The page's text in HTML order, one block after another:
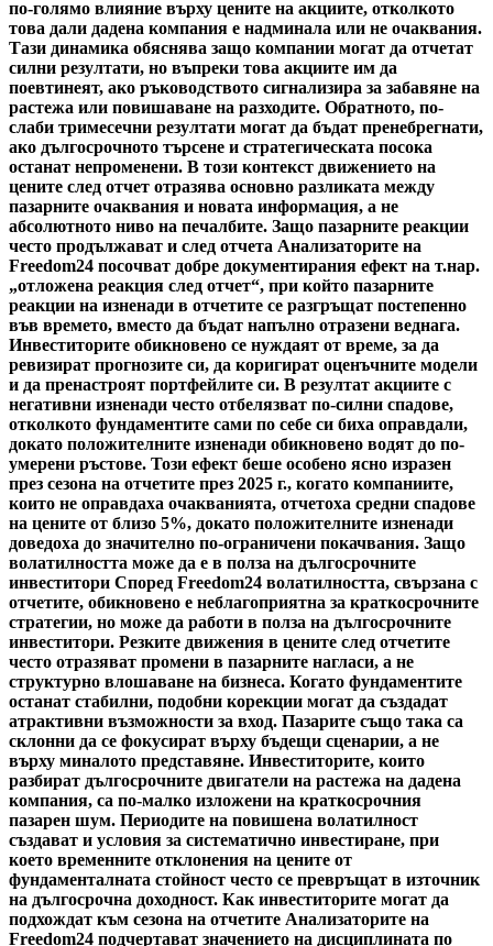
по-голямо влияние върху цените на акциите, отколкото
това дали дадена компания е надминала или не очаквания.
Тази динамика обяснява защо компании могат да отчетат
силни резултати, но въпреки това акциите им да
поевтинеят, ако ръководството сигнализира за забавяне на
растежа или повишаване на разходите. Обратното, по-
слаби тримесечни резултати могат да бъдат пренебрегнати,
ако дългосрочното търсене и стратегическата посока
останат непроменени. В този контекст движението на
цените след отчет отразява основно разликата между
пазарните очаквания и новата информация, а не
абсолютното ниво на печалбите. Защо пазарните реакции
често продължават и след отчета Анализаторите на
Freedom24 посочват добре документирания ефект на т.нар.
„отложена реакция след отчет“, при който пазарните
реакции на изненади в отчетите се разгръщат постепенно
във времето, вместо да бъдат напълно отразени веднага.
Инвеститорите обикновено се нуждаят от време, за да
ревизират прогнозите си, да коригират оценъчните модели
и да пренастроят портфейлите си. В резултат акциите с
негативни изненади често отбелязват по-силни спадове,
отколкото фундаментите сами по себе си биха оправдали,
докато положителните изненади обикновено водят до по-
умерени ръстове. Този ефект беше особено ясно изразен
през сезона на отчетите през 2025 г., когато компаниите,
които не оправдаха очакванията, отчетоха средни спадове
на цените от близо 5%, докато положителните изненади
доведоха до значително по-ограничени покачвания. Защо
волатилността може да е в полза на дългосрочните
инвеститори Според Freedom24 волатилността, свързана с
отчетите, обикновено е неблагоприятна за краткосрочните
стратегии, но може да работи в полза на дългосрочните
инвеститори. Резките движения в цените след отчетите
често отразяват промени в пазарните нагласи, а не
структурно влошаване на бизнеса. Когато фундаментите
останат стабилни, подобни корекции могат да създадат
атрактивни възможности за вход. Пазарите също така са
склонни да се фокусират върху бъдещи сценарии, а не
върху миналото представяне. Инвеститорите, които
разбират дългосрочните двигатели на растежа на дадена
компания, са по-малко изложени на краткосрочния
пазарен шум. Периодите на повишена волатилност
създават и условия за систематично инвестиране, при
което временните отклонения на цените от
фундаменталната стойност често се превръщат в източник
на дългосрочна доходност. Как инвеститорите могат да
подхождат към сезона на отчетите Анализаторите на
Freedom24 подчертават значението на дисциплината по